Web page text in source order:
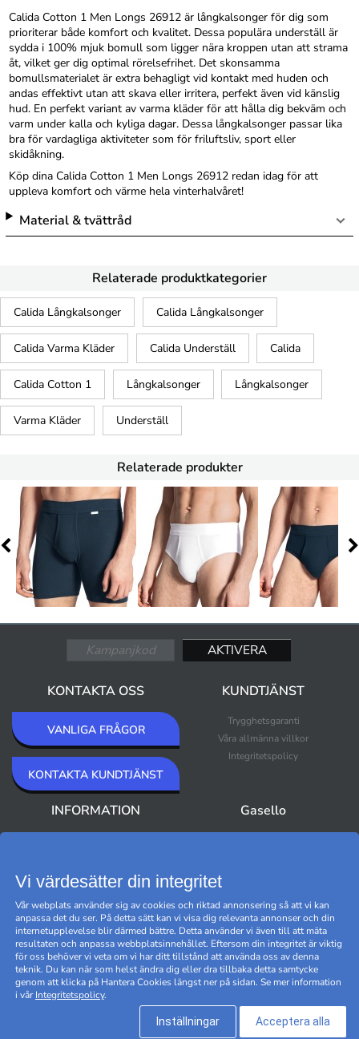
Calida Cotton 1 Men Longs 26912 är långkalsonger för dig som
prioriterar både komfort och kvalitet. Dessa populära underställ är
sydda i 100% mjuk bomull som ligger nära kroppen utan att strama
åt, vilket ger dig optimal rörelsefrihet. Det skonsamma
bomullsmaterialet är extra behagligt vid kontakt med huden och
andas effektivt utan att skava eller irritera, perfekt även vid känslig
hud. En perfekt variant av varma kläder för att hålla dig bekväm och
varm under kalla och kyliga dagar. Dessa långkalsonger passar lika
bra för vardagliga aktiviteter som för friluftsliv, sport eller
skidåkning.
Köp dina Calida Cotton 1 Men Longs 26912 redan idag för att
uppleva komfort och värme hela vinterhalvåret!
Material & tvättråd
Relaterade produktkategorier
Calida Långkalsonger Calida Långkalsonger
Calida Varma Kläder Calida Underställ Calida
Calida Cotton 1 Långkalsonger Långkalsonger
Varma Kläder Underställ
Relaterade produkter
KONTAKTA OSS
VANLIGA FRÅGOR
KONTAKTA KUNDTJÄNST
KUNDTJÄNST
Trygghetsgaranti
Våra allmänna villkor
Integritetspolicy
INFORMATION Gasello
Black Friday
Hantera cookies
Vi värdesätter din integritet
Vår webplats använder sig av cookies och riktad annonsering så att vi kan
anpassa det du ser. På detta sätt kan vi visa dig relevanta annonser och din
internetupplevelse blir därmed bättre. Detta använder vi även till att mäta
resultaten och anpassa webbplatsinnehållet. Eftersom din integritet är viktig
för oss behöver vi veta om vi har ditt tillstånd att använda oss av denna
teknik. Du kan när som helst ändra dig eller dra tillbaka detta samtycke
genom att klicka på Hantera Cookies längst ner på sidan. Se mer information
i vårIntegritetspolicy.
Inställningar Acceptera alla